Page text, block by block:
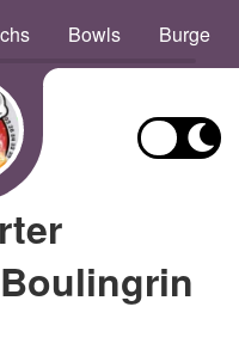
Bowls Burgers